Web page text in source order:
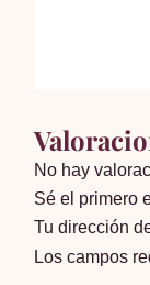
No hay
Sé el primero
Tu dirección
Los campos